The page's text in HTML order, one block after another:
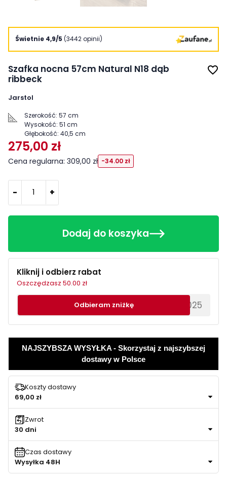
Świetnie 4,9/5 (3442 opinii)
Szafka nocna 57cm Natural N18 dąb
ribbeck
favorite_border
Jarstol
Szerokość: 57 cm
Wysokość: 51 cm
Głębokość: 40,5 cm
275,00 zł
Cena regularna: 309,00 zł -34.00 zł
- +
Dodaj do koszyka
Kliknij i odbierz rabat
Oszczędzasz 50.00 zł
********EWS2025
Odbieram zniżkę
NAJSZYBSZA WYSYŁKA - Skorzystaj z najszybszej
dostawy w Polsce
Koszty dostawy
69,00 zł
Zwrot
30 dni
Czas dostawy
Wysyłka 48H